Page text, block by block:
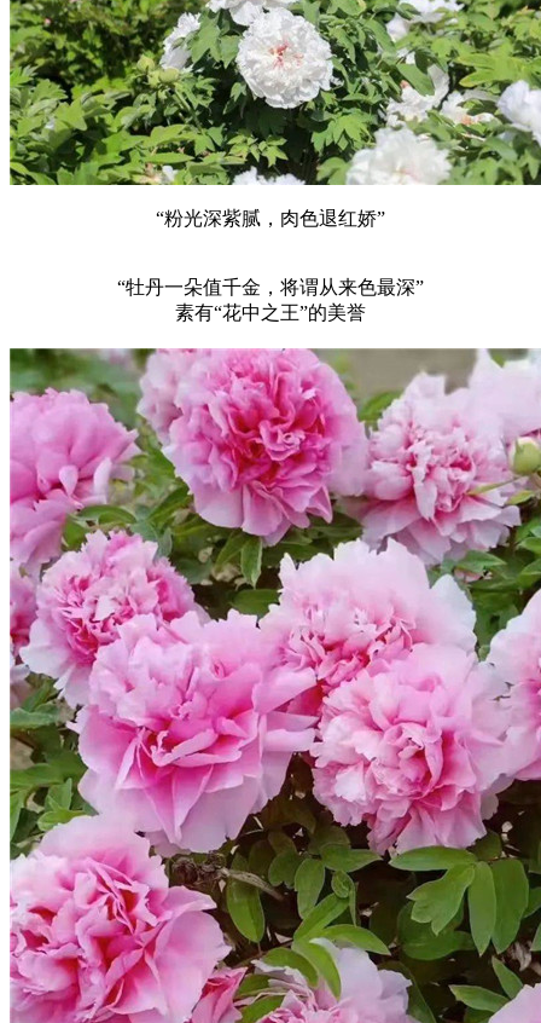
“粉光深紫腻，肉色退红娇”
“牡丹一朵值千金，将谓从来色最深”
素有“花中之王”的美誉